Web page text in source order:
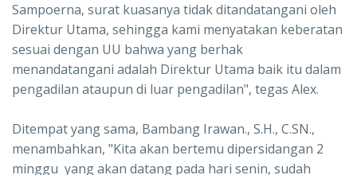
Sampoerna, surat kuasanya tidak ditandatangani oleh
Direktur Utama, sehingga kami menyatakan keberatan
sesuai dengan UU bahwa yang berhak
menandatangani adalah Direktur Utama baik itu dalam
pengadilan ataupun di luar pengadilan", tegas Alex.
Ditempat yang sama, Bambang Irawan., S.H., C.SN.,
menambahkan, "Kita akan bertemu dipersidangan 2
minggu yang akan datang pada hari senin, sudah